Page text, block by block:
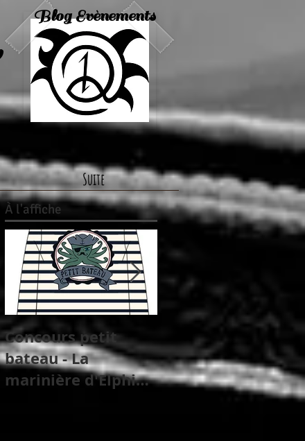
Blog Evènements
À l'affiche
Concours petit
bateau - La
marinière d'Elphi
Shooting officiel de
Mademoiselle
France 2018
Suite